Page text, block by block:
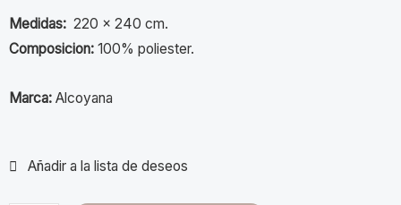
Medidas: 220 x 240 cm.
Composicion: 100% poliester.
Marca: Alcoyana